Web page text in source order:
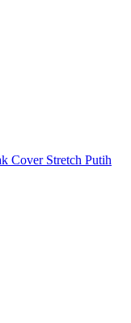
Cover Stretch Putih